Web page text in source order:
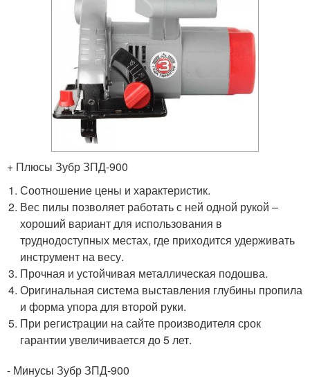
+ Плюсы Зубр ЗПД-900
Соотношение цены и характеристик.
Вес пилы позволяет работать с ней одной рукой –
хороший вариант для использования в
труднодоступных местах, где приходится удерживать
инструмент на весу.
Прочная и устойчивая металлическая подошва.
Оригинальная система выставления глубины пропила
и форма упора для второй руки.
При регистрации на сайте производителя срок
гарантии увеличивается до 5 лет.
- Минусы Зубр ЗПД-900